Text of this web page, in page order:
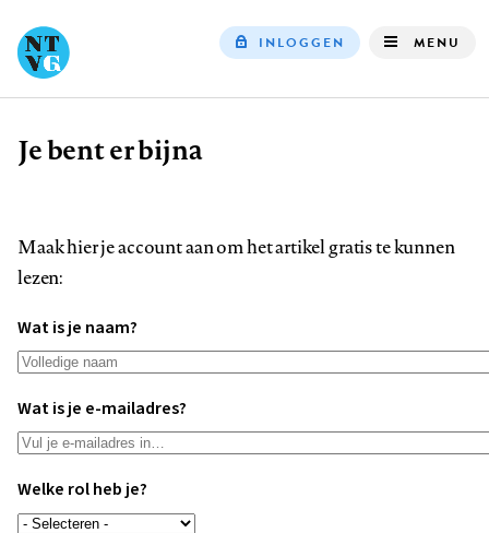
INLOGGEN MENU
Kruimelpad
Je bent er bijna
Maak hier je account aan om het artikel gratis te kunnen
lezen:
Wat is je naam?
Wat is je e-mailadres?
Welke rol heb je?